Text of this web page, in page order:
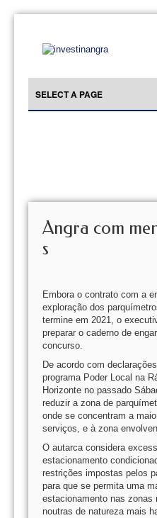
Angra com
s
Embora o contrato com a
exploração dos
termine em 2021, o
preparar o caderno de
concurso.
De acordo com
programa Poder Local na
Horizonte no passado
reduzir a zona de
onde se concentram a
serviços, e à zona
O autarca considera
estacionamento
restrições impostas pelos
para que se permita uma
estacionamento nas zonas
noutras de natureza mais